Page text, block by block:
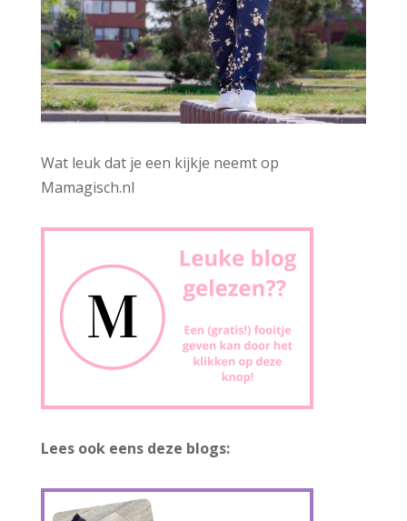
Wat leuk dat je een kijkje neemt op
Mamagisch.nl
Lees ook eens deze blogs: